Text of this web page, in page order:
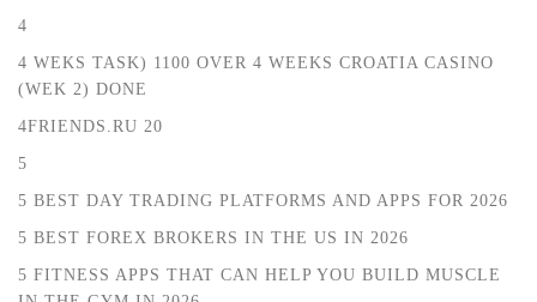
4
4 WEKS TASK) 1100 OVER 4 WEEKS CROATIA CASINO
(WEK 2) DONE
4FRIENDS.RU 20
5
5 BEST DAY TRADING PLATFORMS AND APPS FOR 2026
5 BEST FOREX BROKERS IN THE US IN 2026
5 FITNESS APPS THAT CAN HELP YOU BUILD MUSCLE